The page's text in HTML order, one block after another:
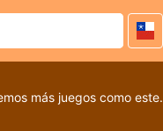
más juegos como este.